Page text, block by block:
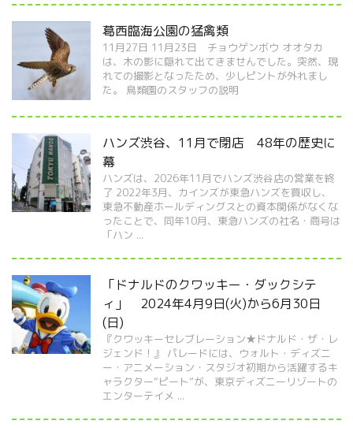
葛西臨海公園の猛禽類
11月27日 11月23日 チョウゲンボウ オオタカ
は、木の影に隠れて出てきませんでした。突然、現
れての撮影となったため、少しピントが外れまし
た。 鳥類園のスタッフの説明
ハンズ渋谷、11月で閉店 48年の歴史に
幕
ハンズは、2026年11月でハンズ渋谷店の営業を終
了 2022年3月、カインズが東急ハンズを買収し、
東急不動産ホールディングスとの資本関係がなくな
ったことで、同年10月、東急ハンズの社名・商号は
「ハン ...
「ドナルドのクワッキー・ダックシテ
ィ」 2024年4月9日(火)から6月30日
(日)
『クワッキーセレブレーション★ドナルド・ザ・レ
ジェンド！』 パレードには、ウォルト・ディズニ
ー・アニメーション・スタジオ初期から活躍するキ
ャラクター“ピート”が、東京ディズニーリゾートの
エンターテイメ ...